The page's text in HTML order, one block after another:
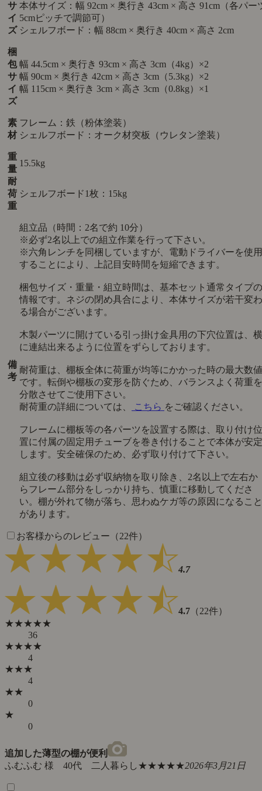
サ
イ
ズ
本体サイズ：幅 92cm × 奥行き 43cm × 高さ 91cm（各パー
5cmピッチで調節可）
シェルフボード：幅 88cm × 奥行き 40cm × 高さ 2cm
梱
包
サ
イ
ズ
幅 44.5cm × 奥行き 93cm × 高さ 3cm（4kg）×2
幅 90cm × 奥行き 42cm × 高さ 3cm（5.3kg）×2
幅 115cm × 奥行き 3cm × 高さ 3cm（0.8kg）×1
素
材
フレーム：鉄（粉体塗装）
シェルフボード：オーク材突板（ウレタン塗装）
重
量
15.5kg
耐
荷
重
シェルフボード1枚：15kg
備
考
組立品（時間：2名で約 10分）
※必ず2名以上での組立作業を行って下さい。
※六角レンチを同梱していますが、電動ドライバーを使用
することにより、上記目安時間を短縮できます。
梱包サイズ・重量・組立時間は、基本セット通常タイプの
情報です。ネジの閉め具合により、本体サイズが若干変わ
る場合がございます。
木製パーツに開けている引っ掛け金具用の下穴位置は、横
に連結出来るように位置をずらしております。
耐荷重は、棚板全体に荷重が均等にかかった時の最大数値
です。転倒や棚板の変形を防ぐため、バランスよく荷重を
分散させてご使用下さい。
耐荷重の詳細については、
こちら をご確認ください。
フレームに棚板等の各パーツを設置する際は、取り付け位
置に付属の固定用チューブを巻き付けることで本体が安定
します。安全確保のため、必ず取り付けて下さい。
組立後の移動は必ず収納物を取り除き、2名以上で左右か
らフレーム部分をしっかり持ち、慎重に移動してくださ
い。棚が外れて物が落ち、思わぬケガ等の原因になること
があります。
お客様からのレビュー（22件）
4.7
4.7 （22件）
★★★★★
36
★★★★
4
★★★
4
★★
0
★
0
追加した薄型の棚が便利
ふむふむ 様 40代 二人暮らし★★★★★2026年3月21日